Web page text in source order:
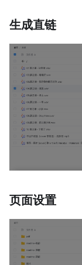
生成直链
页面设置